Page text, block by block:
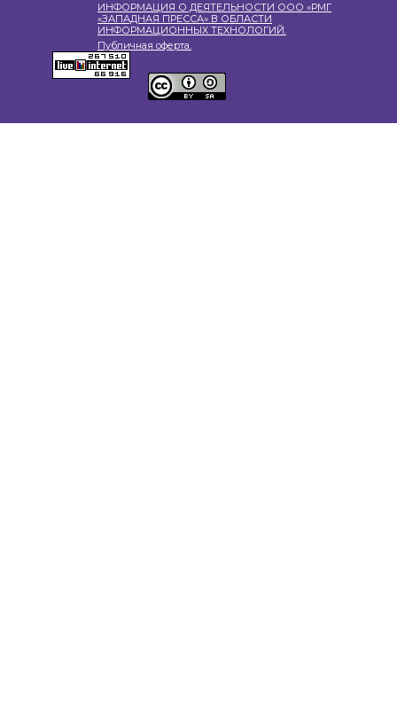
ИНФОРМАЦИЯ О ДЕЯТЕЛЬНОСТИ ООО «РМГ
«ЗАПАДНАЯ ПРЕССА» В ОБЛАСТИ
ИНФОРМАЦИОННЫХ ТЕХНОЛОГИЙ.
Публичная оферта.